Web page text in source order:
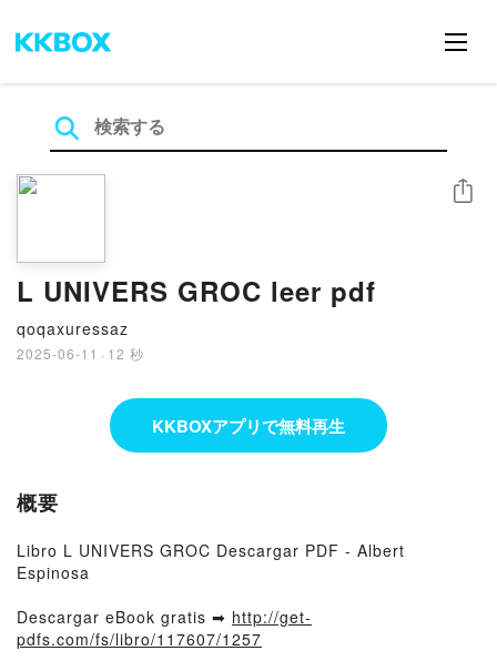
L UNIVERS GROC leer pdf
qoqaxuressaz
2025-06-11 · 12 秒
シェア
KKBOXアプリで無料再生
概要
Libro L UNIVERS GROC Descargar PDF - Albert
Espinosa
Descargar eBook gratis ➡ http://get-
pdfs.com/fs/libro/117607/1257